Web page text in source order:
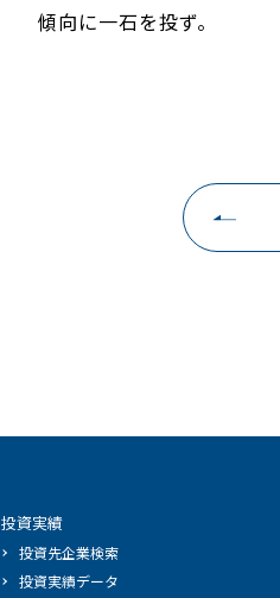
傾向に一石を投ず。
投資実績
投資先企業検索
投資実績データ